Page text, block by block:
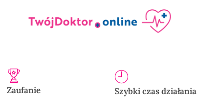
Zaufanie Szybki czas działania